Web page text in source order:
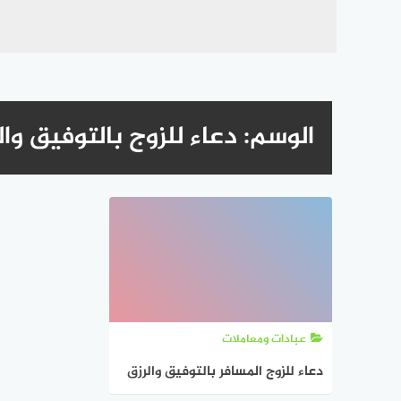
الوسم:دعاء للزوج بالتوفيق
عبادات ومعاملات
دعاء للزوج المسافر بالتوفيق والرزق